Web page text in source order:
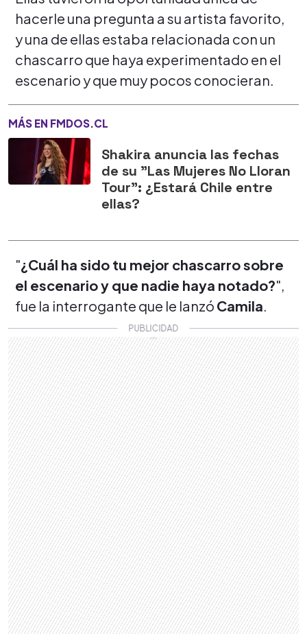
hacerle una pregunta a su artista favorito,
y una de ellas estaba relacionada con un
chascarro que haya experimentado en el
escenario y que muy pocos conocieran.
MÁS EN FMDOS.CL
Shakira anuncia las fechas
de su "Las Mujeres No Lloran
Tour": ¿Estará Chile entre
ellas?
"¿Cuál ha sido tu mejor chascarro sobre
el escenario y que nadie haya notado?",
fue la interrogante que le lanzó Camila.